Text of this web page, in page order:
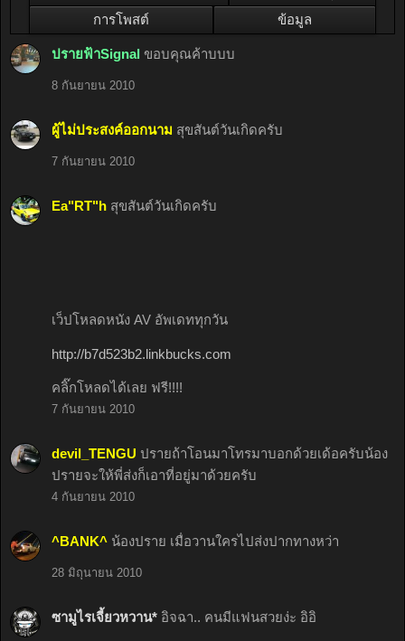
การโพสต์
ข้อมูล
ปรายฟ้าSignal ขอบคุณค้าบบบ
8 กันยายน 2010
ผู้ไม่ประสงค์ออกนาม สุขสันต์วันเกิดครับ
7 กันยายน 2010
Ea"RT"h สุขสันต์วันเกิดครับ
เว็ปโหลดหนัง AV อัพเดททุกวัน
http://b7d523b2.linkbucks.com
คลิ๊กโหลดได้เลย ฟรี!!!!
7 กันยายน 2010
devil_TENGU ปรายถ้าโอนมาโทรมาบอกด้วยเด้อครับน้อง
ปรายจะให้พี่ส่งก็เอาที่อยู่มาด้วยครับ
4 กันยายน 2010
^BANK^ น้องปราย เมื่อวานใครไปส่งปากทางหว่า
28 มิถุนายน 2010
ซามูไรเจี้ยวหวาน* อิจฉา.. คนมีแฟนสวยง่ะ อิอิ